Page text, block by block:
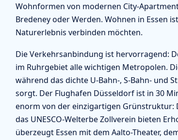
Wohnformen von modernen City-
Bredeney oder Werden. Wohnen in Essen
Naturerlebnis verbinden möchten.
Die Verkehrsanbindung ist hervorragend:
im Ruhrgebiet alle wichtigen Metropolen.
während das dichte U-Bahn-, S-Bahn- und
sorgt. Der Flughafen Düsseldorf ist in 30
enorm von der einzigartigen Grünstruktur:
das UNESCO-Welterbe Zollverein bieten
überzeugt Essen mit dem Aalto-Theater,